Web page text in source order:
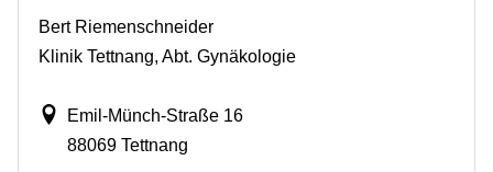
Bert Riemenschneider
Klinik Tettnang, Abt. Gynäkologie
Emil-Münch-Straße 16
88069 Tettnang